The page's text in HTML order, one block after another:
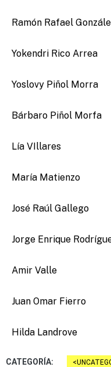
Ramón Rafael
Yokendri Rico Arrea
Yoslovy Piñol Morra
Bárbaro Piñol Morfa
Lía VIllares
María Matienzo
José Raúl Gallego
Jorge Enrique
Amir Valle
Juan Omar Fierro
Hilda Landrove
CATEGORÍA: